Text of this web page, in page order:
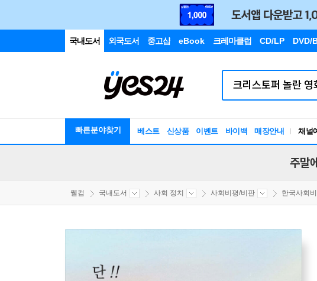
국내도서 외국도서 중고샵 eBook 크레마클럽 CD/LP DVD/
빠른분야찾기 베스트 신상품 이벤트 바이백 매장안내 채널
주말
웰컴 국내도서 사회 정치 사회비평/비판 한국사회